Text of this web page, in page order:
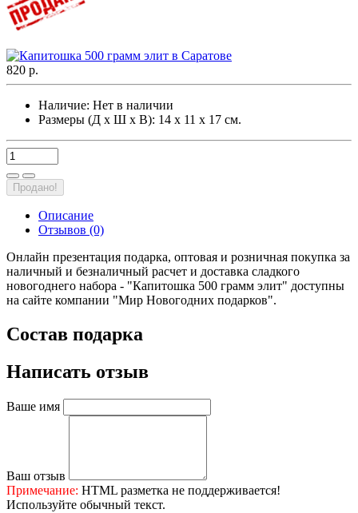
820 р.
Наличие: Нет в наличии
Размеры (Д х Ш х В): 14 х 11 х 17 см.
Продано!
Описание
Отзывов (0)
Онлайн презентация подарка, оптовая и розничная покупка за
наличный и безналичный расчет и доставка сладкого
новогоднего набора - "Капитошка 500 грамм элит" доступны
на сайте компании "Мир Новогодних подарков".
Состав подарка
Написать отзыв
Ваше имя
Ваш отзыв
Примечание: HTML разметка не поддерживается!
Используйте обычный текст.